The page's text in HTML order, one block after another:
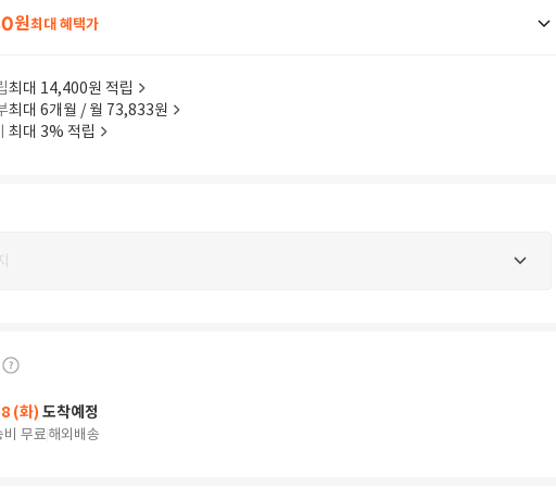
원최대 혜택가
최대 14,400원 적립
최대 6개월 / 월 73,833원
최대 3% 적립
(화) 도착예정
비 무료해외배송